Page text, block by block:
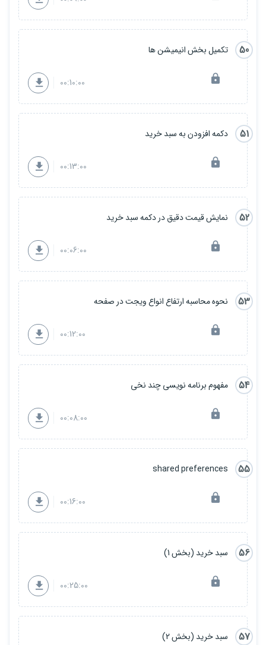
50 تکمیل بخش انیمیشن ها
00:10:00
51 دکمه افزودن به سبد خرید
00:13:00
52 نمایش قیمت دقیق در دکمه سبد خرید
00:06:00
53 نحوه محاسبه ارتفاع انواع ویجت در صفحه
00:12:00
54 مفهوم برنامه نویسی چند نخی
00:08:00
55
shared preferences
00:16:00
56 سبد خرید (بخش 1)
00:25:00
57 سبد خرید (بخش 2)